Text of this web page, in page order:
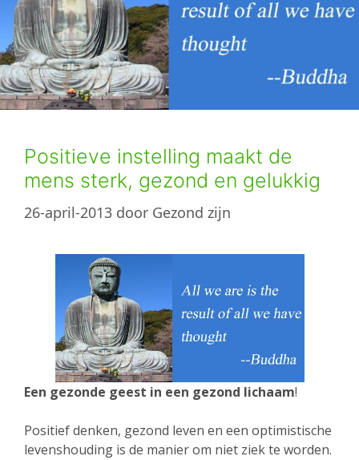
Positieve instelling maakt de
mens sterk, gezond en gelukkig
26-april-2013 door Gezond zijn
Een gezonde geest in een gezond lichaam!
Positief denken, gezond leven en een optimistische
levenshouding is de manier om niet ziek te worden.